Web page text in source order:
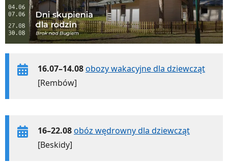
16.07–14.08obozy wakacyjne dla dziewcząt
[Rembów]
16–22.08obóz wędrowny dla dziewcząt
[Beskidy]